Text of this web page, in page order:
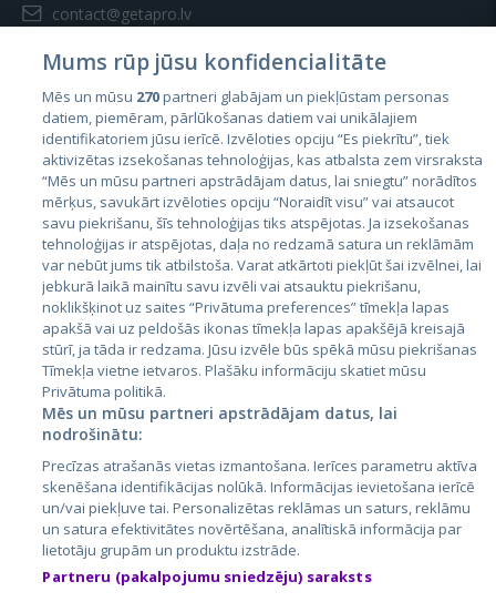
contact@getapro.lv
Valstis
Igaunija
Latvija
Lietuva
City24.lv
City24.ee
GetaPro.lv
GetaPro.ee
Skelbiu.lt
Autoplius.lt
CVbankas.lt
Kainos.lt
Paslaugos.lt
auto24.ee
Osta.ee
Mums rūp jūsu konfidencialitāte
Mēs un mūsu 270partneri glabājam un piekļūstam personas
datiem, piemēram, pārlūkošanas datiem vai unikālajiem
identifikatoriem jūsu ierīcē. Izvēloties opciju “Es piekrītu”, tiek
aktivizētas izsekošanas tehnoloģijas, kas atbalsta zem virsraksta
“Mēs un mūsu partneri apstrādājam datus, lai sniegtu” norādītos
mērķus, savukārt izvēloties opciju “Noraidīt visu” vai atsaucot
savu piekrišanu, šīs tehnoloģijas tiks atspējotas. Ja izsekošanas
tehnoloģijas ir atspējotas, daļa no redzamā satura un reklāmām
var nebūt jums tik atbilstoša. Varat atkārtoti piekļūt šai izvēlnei, lai
jebkurā laikā mainītu savu izvēli vai atsauktu piekrišanu,
noklikšķinot uz saites “Privātuma preferences” tīmekļa lapas
apakšā vai uz peldošās ikonas tīmekļa lapas apakšējā kreisajā
stūrī, ja tāda ir redzama. Jūsu izvēle būs spēkā mūsu piekrišanas
Tīmekļa vietne ietvaros. Plašāku informāciju skatiet mūsu
Privātuma politikā.
Mēs un mūsu partneri apstrādājam datus, lai
nodrošinātu:
Precīzas atrašanās vietas izmantošana. Ierīces parametru aktīva
skenēšana identifikācijas nolūkā. Informācijas ievietošana ierīcē
un/vai piekļuve tai. Personalizētas reklāmas un saturs, reklāmu
un satura efektivitātes novērtēšana, analītiskā informācija par
lietotāju grupām un produktu izstrāde.
Partneru (pakalpojumu sniedzēju) saraksts